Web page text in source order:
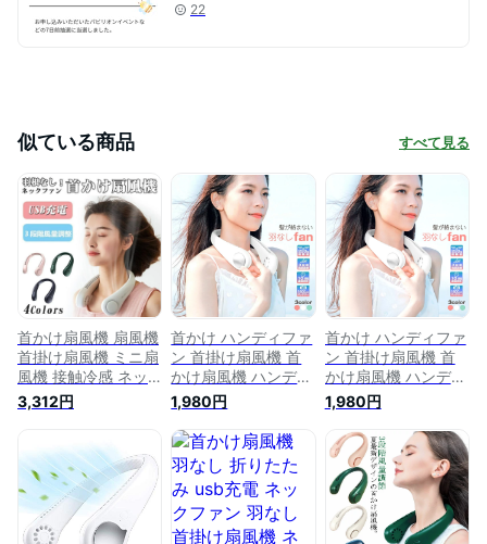
22
似ている商品 すべて見る
首かけ扇風機 扇風機
首掛け扇風機 ミニ扇
風機 接触冷感 ネッ
ククーラー 首掛けフ
ァン ネックファン
上扇風機 USB充電式
熱中症対策【翌日発
送】
3,312円
首かけ ハンディファ
ン 首掛け扇風機 首
かけ扇風機 ハンディ
ファン 羽なし 扇風
機 ハンズフリー ポ
ータブル 扇風機 ダ
ブルファン 携帯 持
ち運び ヘッドホン型
扇風機 USB 充電式
ネックファン ミニ
ハンディ 夏
1,980円
首かけ ハンディファ
ン 首掛け扇風機 首
かけ扇風機 ハンディ
ファン 羽なし 扇風
機 ハンズフリー ポ
ータブル 扇風機 ダ
ブルファン 携帯 持
ち運び ヘッドホン型
扇風機 USB 充電式
ネックファン ミニ
ハンディ 夏
1,980円